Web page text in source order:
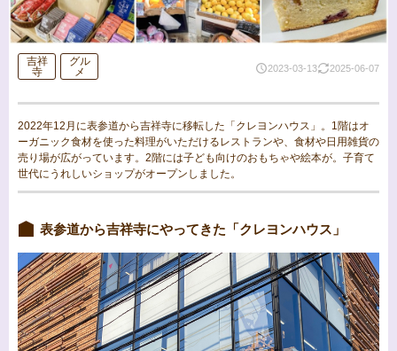
吉祥
寺
グル
メ
2023-03-13 2025-06-07
2022年12月に表参道から吉祥寺に移転した「クレヨンハウス」。1階はオ
ーガニック食材を使った料理がいただけるレストランや、食材や日用雑貨の
売り場が広がっています。2階には子ども向けのおもちゃや絵本が。子育て
世代にうれしいショップがオープンしました。
表参道から吉祥寺にやってきた「クレヨンハウス」